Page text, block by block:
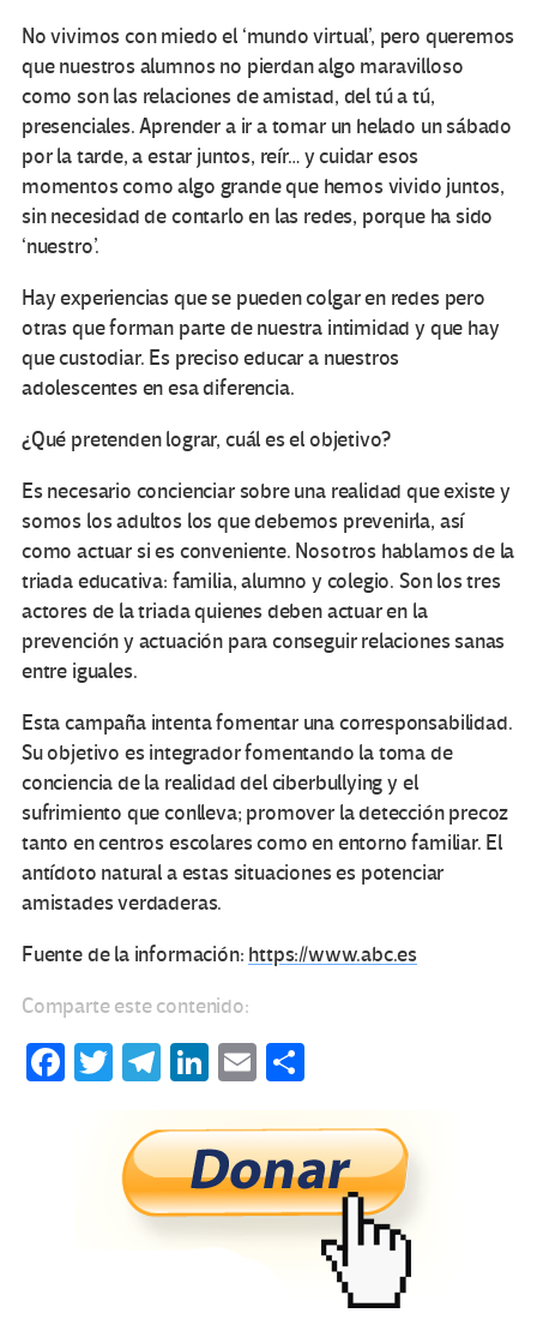
No vivimos con miedo el ‘mundo virtual’, pero queremos
que nuestros alumnos no pierdan algo maravilloso
como son las relaciones de amistad, del tú a tú,
presenciales. Aprender a ir a tomar un helado un sábado
por la tarde, a estar juntos, reír… y cuidar esos
momentos como algo grande que hemos vivido juntos,
sin necesidad de contarlo en las redes, porque ha sido
‘nuestro’.
Hay experiencias que se pueden colgar en redes pero
otras que forman parte de nuestra intimidad y que hay
que custodiar. Es preciso educar a nuestros
adolescentes en esa diferencia.
¿Qué pretenden lograr, cuál es el objetivo?
Es necesario concienciar sobre una realidad que existe y
somos los adultos los que debemos prevenirla, así
como actuar si es conveniente. Nosotros hablamos de la
triada educativa: familia, alumno y colegio. Son los tres
actores de la triada quienes deben actuar en la
prevención y actuación para conseguir relaciones sanas
entre iguales.
Esta campaña intenta fomentar una corresponsabilidad.
Su objetivo es integrador fomentando la toma de
conciencia de la realidad del ciberbullying y el
sufrimiento que conlleva; promover la detección precoz
tanto en centros escolares como en entorno familiar. El
antídoto natural a estas situaciones es potenciar
amistades verdaderas.
Fuente de la información: https://www.abc.es
Comparte este contenido:
Fa T
tt
er
Te
gr
a
m
Li
ke
dI
n
E
ail m
p
ar
tir